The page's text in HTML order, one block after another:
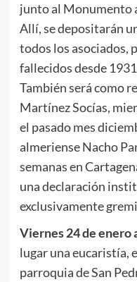
junto al Monumento
Allí, se depositarán
todos los asociados,
fallecidos desde
También será como
Martínez Socías,
el pasado mes
almeriense Nacho
semanas en
una declaración
exclusivamente
Viernes 24 de enero
lugar una eucaristía,
parroquia de San